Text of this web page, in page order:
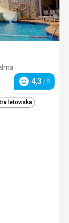
Hodnotenie
4,3 / 5
letoviska